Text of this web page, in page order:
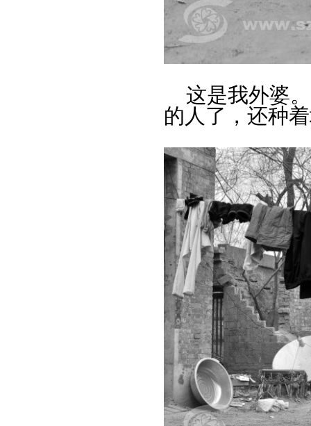
这是我外婆。
的人了，还种